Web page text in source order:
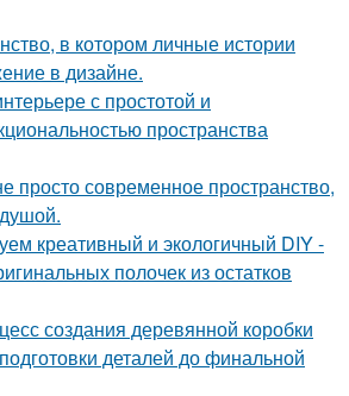
в котором личные истории
в дизайне.
с простотой и
пространства
просто современное пространство,
креативный и экологичный DIY -
полочек из остатков
создания деревянной коробки
деталей до финальной